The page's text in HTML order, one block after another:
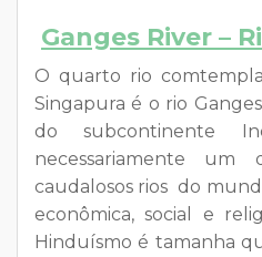
Ganges River –
O quarto rio
Singapura é o rio
do subcontinente
necessariamente um
caudalosos rios do
econômica, social e
Hinduísmo é tamanha